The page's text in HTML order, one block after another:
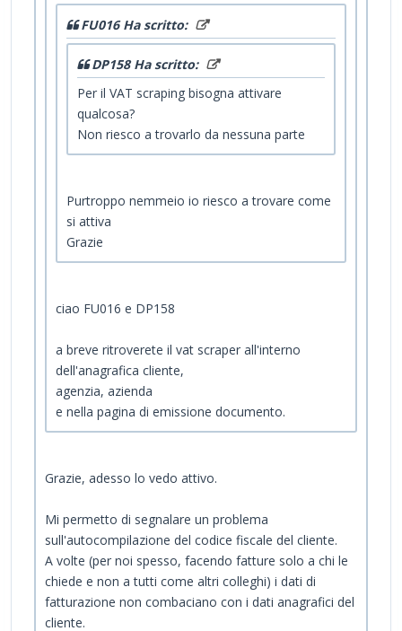
FU016 Ha scritto:
DP158 Ha scritto:
Per il VAT scraping bisogna attivare
qualcosa?
Non riesco a trovarlo da nessuna parte
Purtroppo nemmeio io riesco a trovare come
si attiva
Grazie
ciao FU016 e DP158
a breve ritroverete il vat scraper all'interno
dell'anagrafica cliente,
agenzia, azienda
e nella pagina di emissione documento.
Grazie, adesso lo vedo attivo.
Mi permetto di segnalare un problema
sull'autocompilazione del codice fiscale del cliente.
A volte (per noi spesso, facendo fatture solo a chi le
chiede e non a tutti come altri colleghi) i dati di
fatturazione non combaciano con i dati anagrafici del
cliente.